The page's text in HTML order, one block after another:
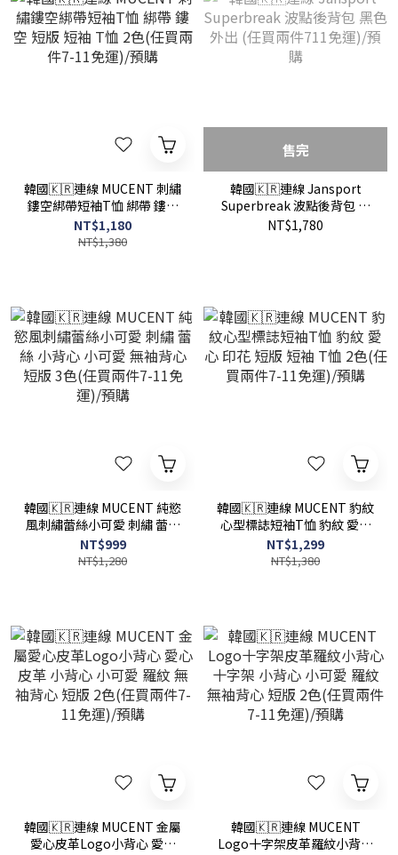
韓國🇰🇷連線 MUCENT 刺繡
鏤空綁帶短袖T恤 綁帶 鏤空
短版 短袖 T恤 2色(任買兩件
7-11免運)/預購
NT$1,180
NT$1,380
售完
韓國🇰🇷連線 Jansport
Superbreak 波點後背包 黑
色 外出 (任買兩件711免運)/
NT$1,780
韓國🇰🇷連線 MUCENT 純慾
風刺繡蕾絲小可愛 刺繡 蕾絲
小背心 小可愛 無袖背心 短版
3色(任買兩件7-11免運)/預
NT$999
NT$1,280
韓國🇰🇷連線 MUCENT 豹紋
心型標誌短袖T恤 豹紋 愛心
印花 短版 短袖 T恤 2色(任買
兩件7-11免運)/預購
NT$1,299
NT$1,380
韓國🇰🇷連線 MUCENT 金屬
愛心皮革Logo小背心 愛心
韓國🇰🇷連線 MUCENT
Logo十字架皮革羅紋小背心